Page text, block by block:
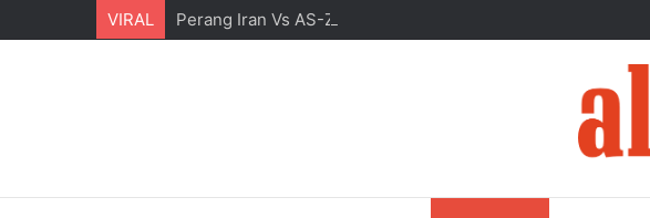
VIRAL Perang Iran Vs AS-Zionis Yahudi dan Masa Depan Dunia Islam